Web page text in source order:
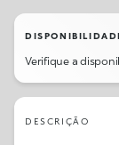
Verifique a
DESCRIÇÃO